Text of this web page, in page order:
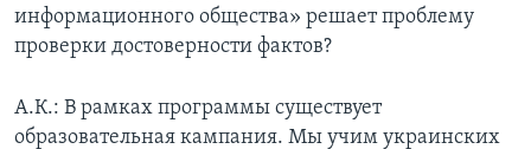
информационного общества» решает проблему
проверки достоверности фактов?
А.К.: В рамках программы существует
образовательная кампания. Мы учим украинских